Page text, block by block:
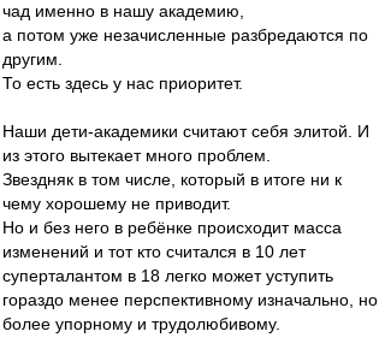
чад именно в нашу академию,
а потом уже незачисленные разбредаются по
другим.
То есть здесь у нас приоритет.
Наши дети-академики считают себя элитой. И
из этого вытекает много проблем.
Звездняк в том числе, который в итоге ни к
чему хорошему не приводит.
Но и без него в ребёнке происходит масса
изменений и тот кто считался в 10 лет
суперталантом в 18 легко может уступить
гораздо менее перспективному изначально, но
более упорному и трудолюбивому.